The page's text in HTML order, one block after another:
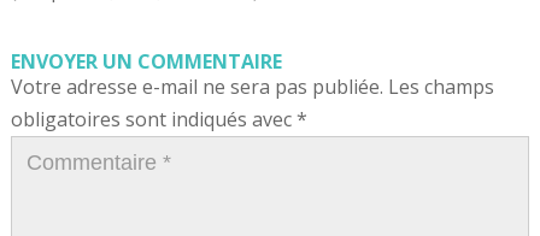
ENVOYER UN COMMENTAIRE
Votre adresse e-mail ne sera pas publiée. Les champs
obligatoires sont indiqués avec*